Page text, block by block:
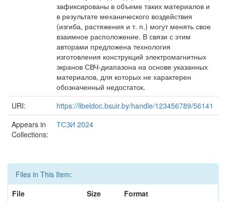
зафиксированы в объеме таких материалов и
в результате механического воздействия
(изгиба, растяжения и т. п.) могут менять свое
взаимное расположение. В связи с этим
авторами предложена технология
изготовления конструкций электромагнитных
экранов СВЧ-диапазона на основе указанных
материалов, для которых не характерен
обозначенный недостаток.
URI:
https://libeldoc.bsuir.by/handle/123456789/56141
Appears in
Collections:
ТСЗИ 2024
Files in This Item:
File
Size
Format